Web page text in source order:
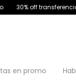
12 cuotas sin interés
en promo